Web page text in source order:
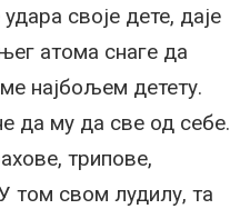
своје дете, даје
атома снаге да
најбољем детету.
да му да све од себе.
трипове,
том свом лудилу, та